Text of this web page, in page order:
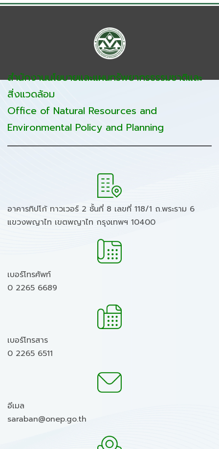
สำนักงานนโยบายและแผนทรัพยากรธรรมชาติและ
สิ่งแวดล้อม
Office of Natural Resources and
Environmental Policy and Planning
อาคารทิปโก้ ทาวเวอร์ 2 ชั้นที่ 8 เลขที่ 118/1 ถ.พระราม 6
แขวงพญาไท เขตพญาไท กรุงเทพฯ 10400
เบอร์โทรศัพท์
0 2265 6689
เบอร์โทรสาร
0 2265 6511
อีเมล
saraban@onep.go.th